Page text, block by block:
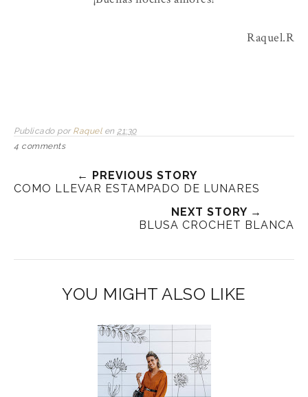
Raquel.R
Publicado por Raquel en 21:30
4 comments
← PREVIOUS STORY
COMO LLEVAR ESTAMPADO DE LUNARES
NEXT STORY →
BLUSA CROCHET BLANCA
YOU MIGHT ALSO LIKE